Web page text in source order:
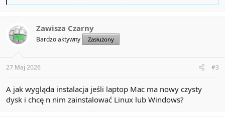
t
i
o
s
:
Zawisza Czarny
Bardzo aktywny Zasłużony
27 Maj 2026 #3
A jak wygląda instalacja jeśli laptop Mac ma nowy czysty
dysk i chcę n nim zainstalować Linux lub Windows?